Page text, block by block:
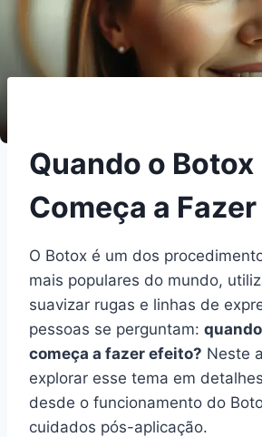
Quando o Botox
Começa a
O Botox é um dos
mais populares do mundo,
suavizar rugas e linhas de
pessoas se perguntam:
começa a fazer efeito? Neste
explorar esse tema em
desde o funcionamento do
cuidados pós-aplicação.